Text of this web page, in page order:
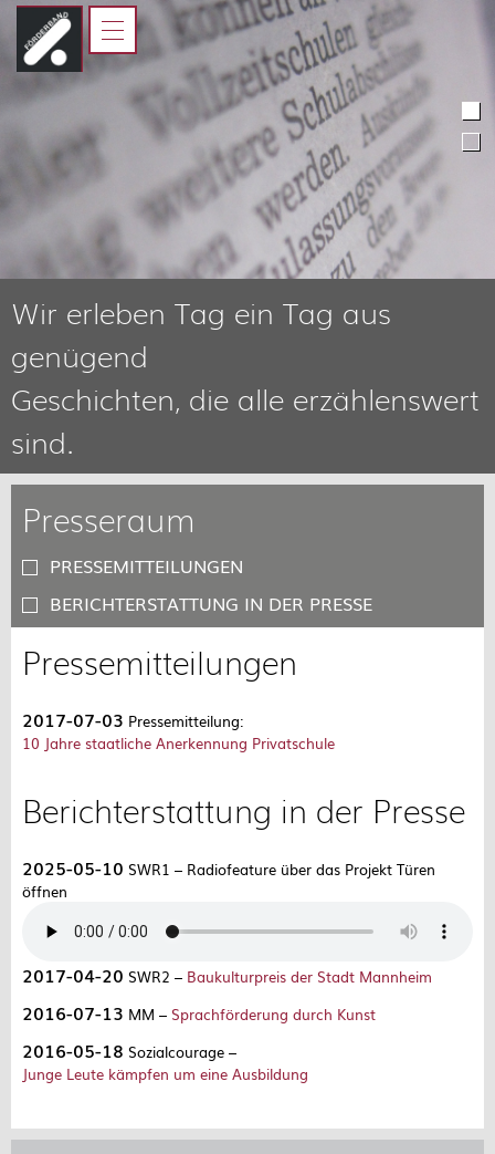
HOME
FÖRDERBAND
JUGENDLICHE
ELTERN, AUSBILDER UND
KOOPERATIONSPARTNER
Wir erleben Tag ein Tag aus
genügend
Geschichten, die alle erzählenswert
sind.
Presseraum
PRESSEMITTEILUNGEN
BERICHTERSTATTUNG IN DER PRESSE
Pressemitteilungen
2017-07-03 Pressemitteilung:
10 Jahre staatliche Anerkennung Privatschule
Berichterstattung in der Presse
2025-05-10 SWR1 – Radiofeature über das Projekt Türen
öffnen
2017-04-20 SWR2 – Baukulturpreis der Stadt Mannheim
2016-07-13 MM – Sprachförderung durch Kunst
2016-05-18 Sozialcourage –
Junge Leute kämpfen um eine Ausbildung